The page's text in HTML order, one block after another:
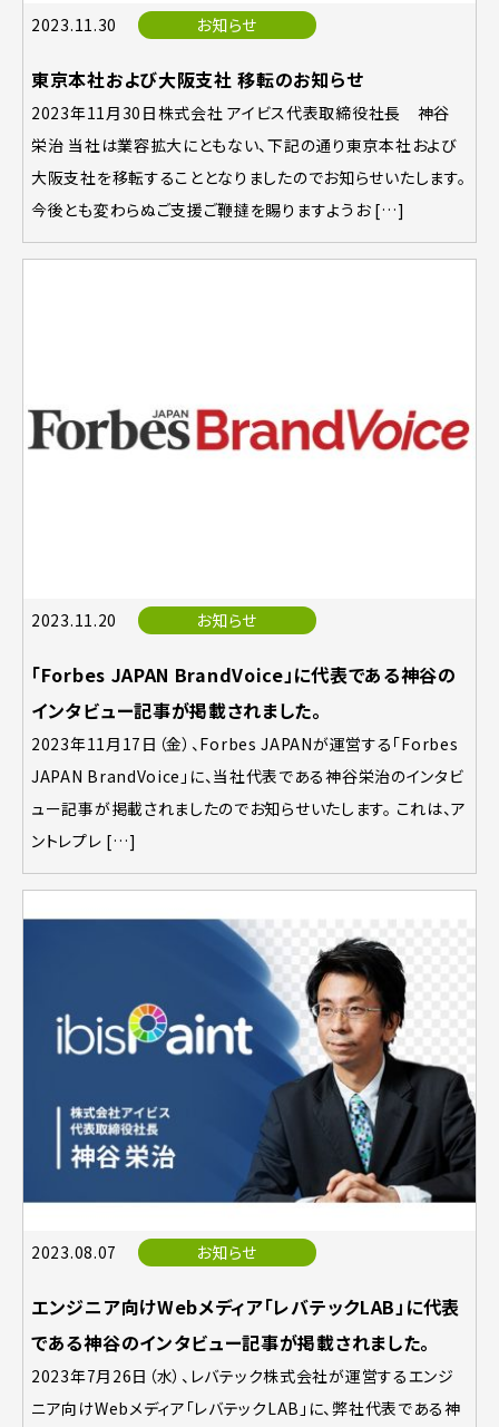
2023.11.30 お知らせ
東京本社および大阪支社 移転のお知らせ
2023年11月30日株式会社 アイビス代表取締役社長 神谷
栄治 当社は業容拡大にともない、下記の通り東京本社および
大阪支社を移転することとなりましたのでお知らせいたします。
今後とも変わらぬご支援ご鞭撻を賜りますようお […]
2023.11.20 お知らせ
「Forbes JAPAN BrandVoice」に代表である神谷の
インタビュー記事が掲載されました。
2023年11月17日（金）、Forbes JAPANが運営する「Forbes
JAPAN BrandVoice」に、当社代表である神谷栄治のインタビ
ュー記事が掲載されましたのでお知らせいたします。 これは、ア
ントレプレ […]
2023.08.07 お知らせ
エンジニア向けWebメディア「レバテックLAB」に代表
である神谷のインタビュー記事が掲載されました。
2023年7月26日（水）、レバテック株式会社が運営するエンジ
ニア向けWebメディア「レバテックLAB」に、弊社代表である神